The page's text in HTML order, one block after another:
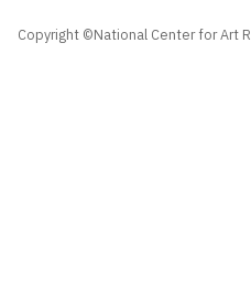
Copyright ©National Center for Art